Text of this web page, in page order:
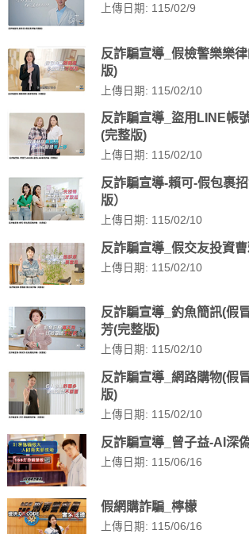
上傳日期: 115/02/9
反詐騙宣導_假檢警樂樂
版)
上傳日期: 115/02/10
反詐騙宣導_盜用LINE帳
(完整版)
上傳日期: 115/02/10
反詐騙宣導-賴可-假包裹
版）
上傳日期: 115/02/10
反詐騙宣導_假交友投資
上傳日期: 115/02/10
反詐騙宣導_釣魚簡訊(假
芳(完整版)
上傳日期: 115/02/10
反詐騙宣導_網路購物(假
版)
上傳日期: 115/02/10
反詐騙宣導_曾子益-AI深
上傳日期: 115/06/16
假網購詐騙_檸檬
上傳日期: 115/06/16